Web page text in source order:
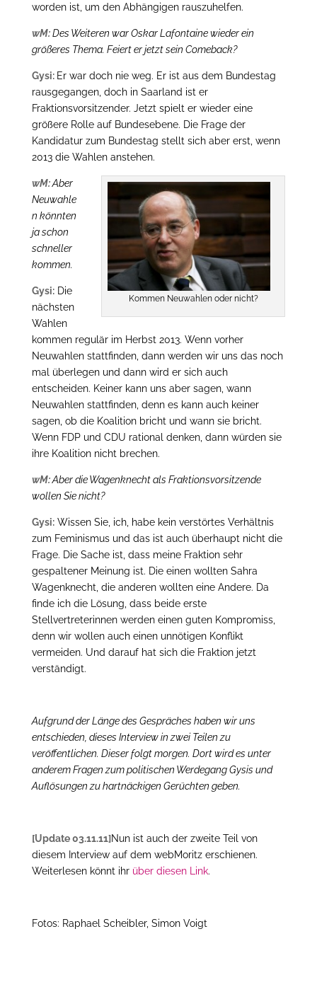
worden ist, um den Abhängigen rauszuhelfen.
wM:Des Weiteren war Oskar Lafontaine wieder ein
größeres Thema. Feiert er jetzt sein Comeback?
Gysi: Er war doch nie weg. Er ist aus dem Bundestag
rausgegangen, doch in Saarland ist er
Fraktionsvorsitzender. Jetzt spielt er wieder eine
größere Rolle auf Bundesebene. Die Frage der
Kandidatur zum Bundestag stellt sich aber erst, wenn
2013 die Wahlen anstehen.
Kommen Neuwahlen oder nicht?
wM:Aber
Neuwahle
n könnten
ja schon
schneller
kommen.
Gysi:Die
nächsten
Wahlen
kommen regulär im Herbst 2013. Wenn vorher
Neuwahlen stattfinden, dann werden wir uns das noch
mal überlegen und dann wird er sich auch
entscheiden. Keiner kann uns aber sagen, wann
Neuwahlen stattfinden, denn es kann auch keiner
sagen, ob die Koalition bricht und wann sie bricht.
Wenn FDP und CDU rational denken, dann würden sie
ihre Koalition nicht brechen.
wM:Aber die Wagenknecht als Fraktionsvorsitzende
wollen Sie nicht?
Gysi:Wissen Sie, ich, habe kein verstörtes Verhältnis
zum Feminismus und das ist auch überhaupt nicht die
Frage. Die Sache ist, dass meine Fraktion sehr
gespaltener Meinung ist. Die einen wollten Sahra
Wagenknecht, die anderen wollten eine Andere. Da
finde ich die Lösung, dass beide erste
Stellvertreterinnen werden einen guten Kompromiss,
denn wir wollen auch einen unnötigen Konflikt
vermeiden. Und darauf hat sich die Fraktion jetzt
verständigt.
Aufgrund der Länge des Gespräches haben wir uns
entschieden, dieses Interview in zwei Teilen zu
veröffentlichen. Dieser folgt morgen. Dort wird es unter
anderem Fragen zum politischen Werdegang Gysis und
Auflösungen zu hartnäckigen Gerüchten geben.
[Update 03.11.11]Nun ist auch der zweite Teil von
diesem Interview auf dem webMoritz erschienen.
Weiterlesen könnt ihr über diesen Link.
Fotos: Raphael Scheibler, Simon Voigt